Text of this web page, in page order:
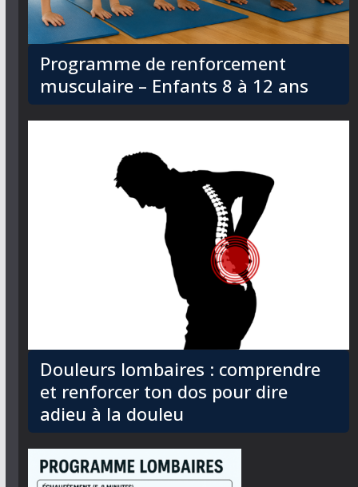
Programme de renforcement
musculaire – Enfants 8 à 12 ans
Douleurs lombaires : comprendre
et renforcer ton dos pour dire
adieu à la douleu